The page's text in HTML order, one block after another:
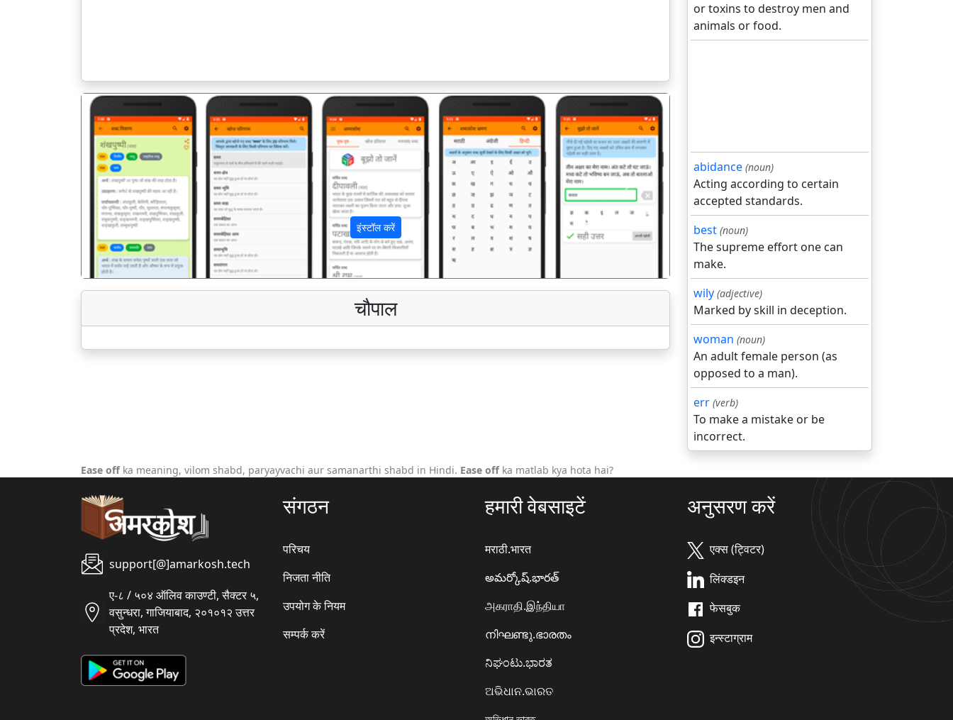
इंस्टॉल करें
पिछला अगला
चौपाल
or toxins to destroy men and
animals or food.
abidance (noun)
Acting according to certain
accepted standards.
best (noun)
The supreme effort one can
make.
wily (adjective)
Marked by skill in deception.
woman (noun)
An adult female person (as
opposed to a man).
err (verb)
To make a mistake or be
incorrect.
Ease offka meaning, vilom shabd, paryayvachi aur samanarthi shabd in Hindi. Ease offka matlab kya hota hai?
support[@]amarkosh.tech
ए-८ / ५०४ ऑलिव काउण्टी, सैक्टर ५,
वसुन्धरा, गाजियाबाद, २०१०१२ उत्तर
प्रदेश, भारत
संगठन
परिचय
निजता नीति
उपयोग के नियम
सम्पर्क करें
हमारी वेबसाइटें
मराठी.भारत
అమర్కోష్.భారత్
அகராதி.இந்தியா
നിഘണ്ടു.ഭാരതം
ನಿಘಂಟು.ಭಾರತ
ଅଭିଧାନ.ଭାରତ
अनुसरण करें
एक्स (ट्विटर)
लिंक्डइन
फेसबुक
इन्स्टाग्राम